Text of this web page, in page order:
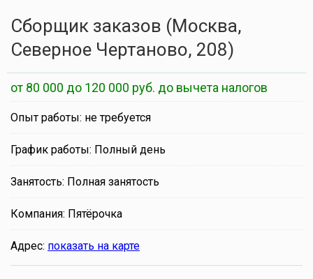
Сборщик заказов (Москва,
Северное Чертаново, 208)
от 80 000 до 120 000 руб. до вычета налогов
Опыт работы: не требуется
График работы: Полный день
Занятость: Полная занятость
Компания: Пятёрочка
Адрес: показать на карте